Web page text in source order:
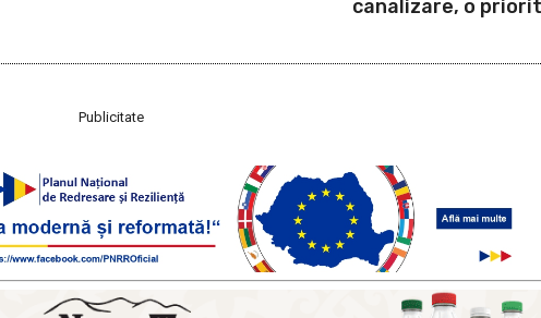
canalizare, o
Publicitate